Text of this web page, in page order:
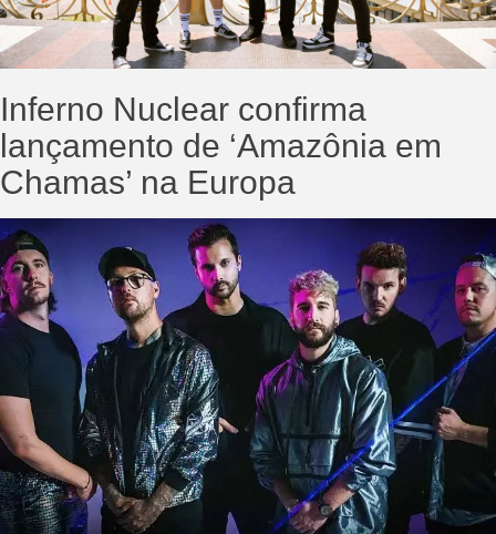
Inferno Nuclear confirma
lançamento de ‘Amazônia em
Chamas’ na Europa